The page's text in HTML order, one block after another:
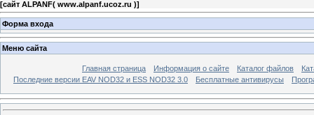
[сайт ALPANF( www.alpanf.ucoz.ru )]
Форма входа
Меню сайта
Главная страница Информация о сайте Каталог файлов
Последние версии EAV NOD32 и ESS NOD32 3.0
Бесплатные антивирусы